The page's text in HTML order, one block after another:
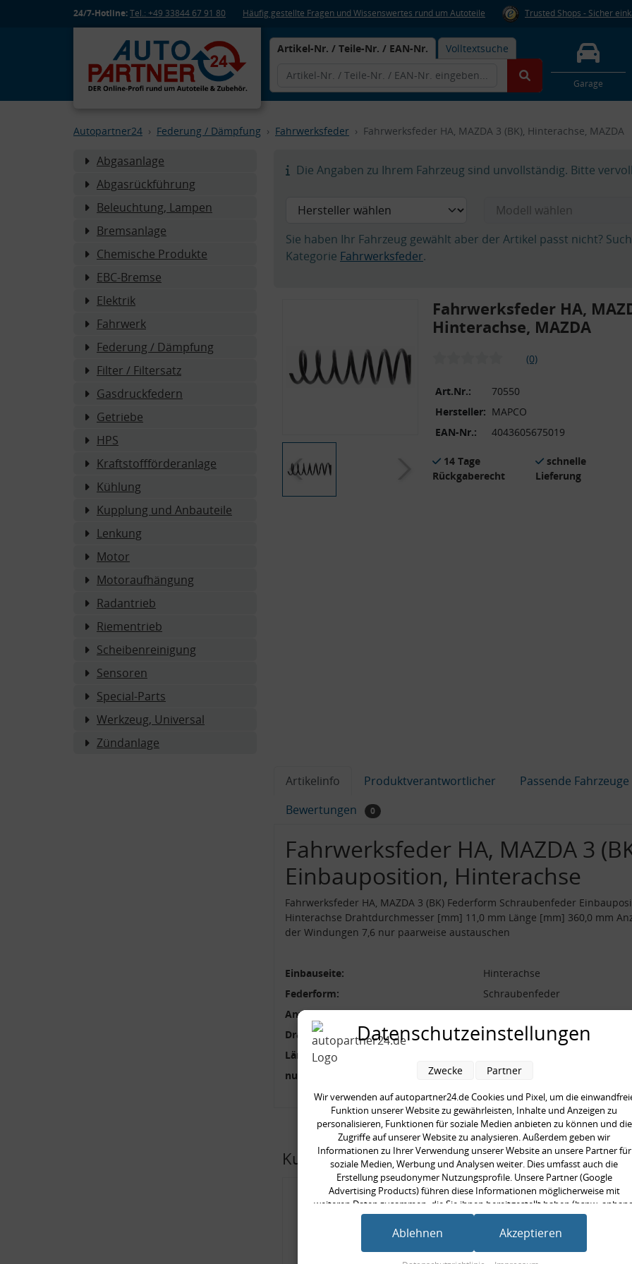
24/7-Hotline:Tel.: +49 33844 67 91 80 Häufig gestellte Fragen und Wissenswertes rund um Autoteile Trusted Shops - Sicher
Artikel-Nr. / Teile-Nr. / EAN-Nr. Volltextsuche
Garage
Autopartner24 Federung / Dämpfung Fahrwerksfeder Fahrwerksfeder HA, MAZDA 3 (BK), Hinterachse, MAZDA
Abgasanlage
Abgasrückführung
Beleuchtung, Lampen
Bremsanlage
Chemische Produkte
EBC-Bremse
Elektrik
Fahrwerk
Federung / Dämpfung
Filter / Filtersatz
Gasdruckfedern
Getriebe
HPS
Kraftstoffförderanlage
Kühlung
Kupplung und Anbauteile
Lenkung
Motor
Motoraufhängung
Radantrieb
Riementrieb
Scheibenreinigung
Sensoren
Special-Parts
Werkzeug, Universal
Zündanlage
Die Angaben zu Ihrem Fahrzeug sind unvollständig. Bitte
Sie haben Ihr Fahrzeug gewählt aber der Artikel passt nicht?
Kategorie Fahrwerksfeder.
Fahrwerksfeder HA,
Hinterachse, MAZDA
(0)
Art.Nr.:
70550
Hersteller: MAPCO
EAN-Nr.:
4043605675019
14 Tage
Rückgaberecht
schnelle
Lieferung
Artikelinfo Produktverantwortlicher
Passende Fahrzeuge
Bewertungen
0
Fahrwerksfeder HA, MAZDA 3
Einbauposition, Hinterachse
Fahrwerksfeder HA, MAZDA 3 (BK) Federform Schraubenfeder
Hinterachse Drahtdurchmesser [mm] 11,0 mm Länge [mm] 360,0 mm
der Windungen 7,6 nur paarweise austauschen
Einbauseite:
Hinterachse
Federform:
Schraubenfeder
Anzahl der Windungen:
7,6
Drahtdurchmesser [mm]:
11,0 mm
Länge [mm]:
nur paarweise austauschen:
Kunden kauften auch
Datenschutzeinstellungen
Wir verwenden auf autopartner24.de Cookies und Pixel, um die
Funktion unserer Website zu gewährleisten, Inhalte und Anzeigen zu
personalisieren, Funktionen für soziale Medien anbieten zu können und die
Zugriffe auf unserer Website zu analysieren. Außerdem geben wir
Informationen zu Ihrer Verwendung unserer Website an unsere Partner für
soziale Medien, Werbung und Analysen weiter. Dies umfasst auch die
Erstellung pseudonymer Nutzungsprofile. Unsere Partner (Google
Advertising Products) führen diese Informationen möglicherweise mit
weiteren Daten zusammen, die Sie ihnen bereitgestellt haben (bspw.
eines persönlichen Accounts) oder welche sie im Rahmen Ihrer Nutzung der
Dienste gesammelt haben (bspw. Nutzungsdaten anderer Geräte). Ihre
Einwilligung zur Nutzung von Cookies und Pixeln können Sie jederzeit
Zwecke Partner
Ablehnen Akzeptieren